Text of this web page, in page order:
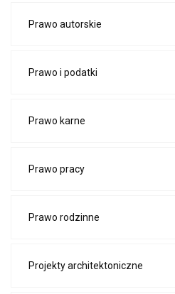
Prawo autorskie
Prawo i podatki
Prawo karne
Prawo pracy
Prawo rodzinne
Projekty architektoniczne